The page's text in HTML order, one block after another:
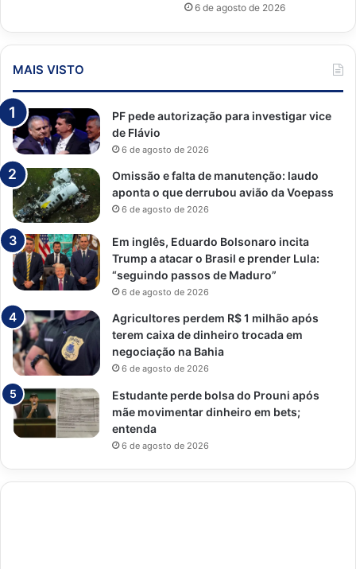
6 de agosto de 2026
MAIS VISTO
PF pede autorização para investigar vice
de Flávio
6 de agosto de 2026
Omissão e falta de manutenção: laudo
aponta o que derrubou avião da Voepass
6 de agosto de 2026
Em inglês, Eduardo Bolsonaro incita
Trump a atacar o Brasil e prender Lula:
“seguindo passos de Maduro”
6 de agosto de 2026
Agricultores perdem R$ 1 milhão após
terem caixa de dinheiro trocada em
negociação na Bahia
6 de agosto de 2026
Estudante perde bolsa do Prouni após
mãe movimentar dinheiro em bets;
entenda
6 de agosto de 2026